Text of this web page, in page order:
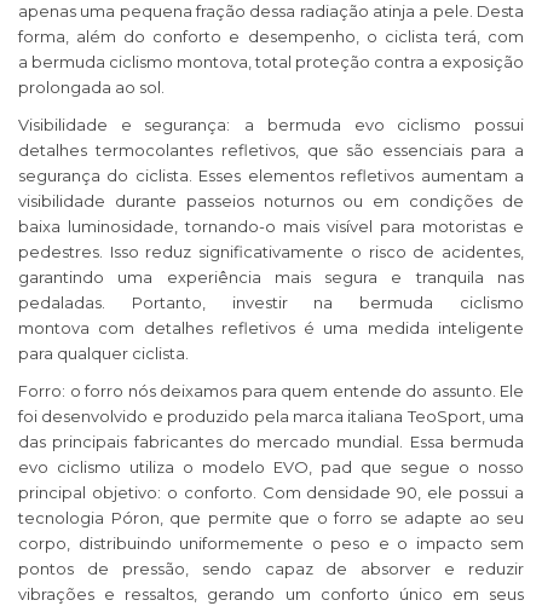
apenas uma pequena fração dessa radiação atinja a pele. Desta
forma, além do conforto e desempenho, o ciclista terá, com
a bermuda ciclismo montova, total proteção contra a exposição
prolongada ao sol.
Visibilidade e segurança:
a bermuda evo ciclismo possui
detalhes termocolantes refletivos, que são essenciais para a
segurança do ciclista. Esses elementos refletivos aumentam a
visibilidade durante passeios noturnos ou em condições de
baixa luminosidade, tornando-o mais visível para motoristas e
pedestres. Isso reduz significativamente o risco de acidentes,
garantindo uma experiência mais segura e tranquila nas
pedaladas. Portanto, investir na bermuda ciclismo
montova com detalhes refletivos é uma medida inteligente
para qualquer ciclista.
Forro: o forro nós deixamos para quem entende do assunto. Ele
foi desenvolvido e produzido pela marca italiana TeoSport, uma
das principais fabricantes do mercado mundial. Essa bermuda
evo ciclismo utiliza o modelo EVO, pad que segue o nosso
principal objetivo: o conforto. Com densidade 90, ele possui a
tecnologia Póron, que permite que o forro se adapte ao seu
corpo, distribuindo uniformemente o peso e o impacto sem
pontos de pressão, sendo capaz de absorver e reduzir
vibrações e ressaltos, gerando um conforto único em seus